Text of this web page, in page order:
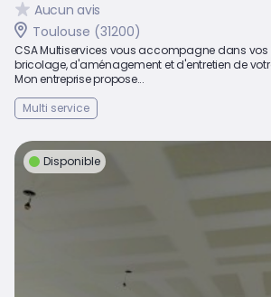
Aucun avis
Toulouse (31200)
CSA Multiservices vous accompagne dans vos
bricolage, d'aménagement et d'entretien de
Mon entreprise propose...
Multi service
Disponible